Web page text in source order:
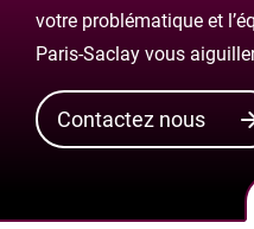
votre problématique et
Paris-Saclay vous
Contactez nous